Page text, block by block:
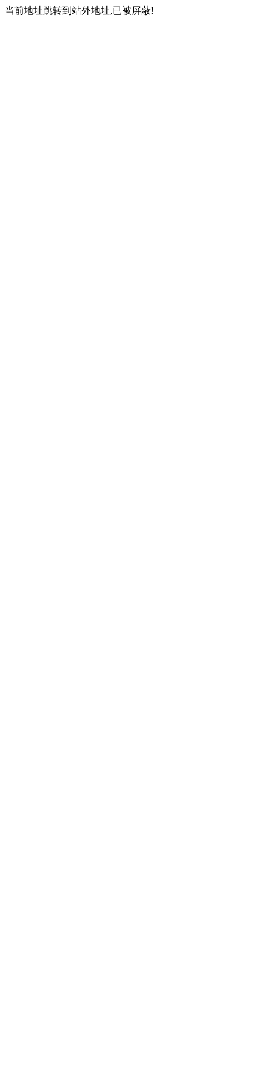
当前地址跳转到站外地址,已被屏蔽!